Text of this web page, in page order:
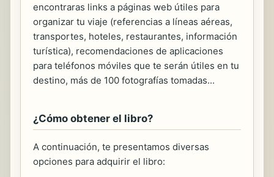
encontraras links a páginas web útiles para
organizar tu viaje (referencias a líneas aéreas,
transportes, hoteles, restaurantes, información
turística), recomendaciones de aplicaciones
para teléfonos móviles que te serán útiles en tu
destino, más de 100 fotografías tomadas...
¿Cómo obtener el libro?
A continuación, te presentamos diversas
opciones para adquirir el libro: